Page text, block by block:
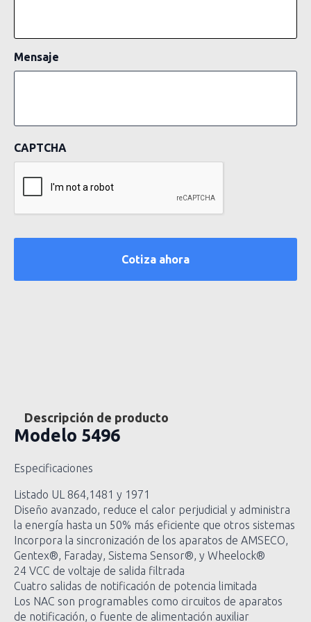
Mensaje
CAPTCHA
Descripción de producto
Modelo 5496
Especificaciones
Listado UL 864,1481 y 1971
Diseño avanzado, reduce el calor perjudicial y administra
la energía hasta un 50% más eficiente que otros sistemas
Incorpora la sincronización de los aparatos de AMSECO,
Gentex®, Faraday, Sistema Sensor®, y Wheelock®
24 VCC de voltaje de salida filtrada
Cuatro salidas de notificación de potencia limitada
Los NAC son programables como circuitos de aparatos
de notificación, o fuente de alimentación auxiliar